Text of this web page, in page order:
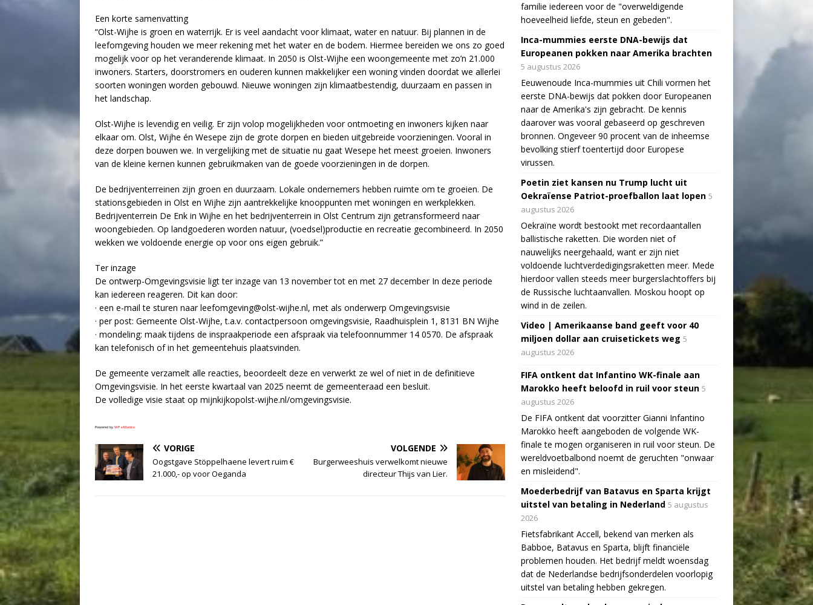
Een korte samenvatting
“Olst-Wijhe is groen en waterrijk. Er is veel aandacht voor klimaat, water en natuur. Bij plannen in de
leefomgeving houden we meer rekening met het water en de bodem. Hiermee bereiden we ons zo goed
mogelijk voor op het veranderende klimaat. In 2050 is Olst-Wijhe een woongemeente met zo’n 21.000
inwoners. Starters, doorstromers en ouderen kunnen makkelijker een woning vinden doordat we allerlei
soorten woningen worden gebouwd. Nieuwe woningen zijn klimaatbestendig, duurzaam en passen in
het landschap.
Olst-Wijhe is levendig en veilig. Er zijn volop mogelijkheden voor ontmoeting en inwoners kijken naar
elkaar om. Olst, Wijhe én Wesepe zijn de grote dorpen en bieden uitgebreide voorzieningen. Vooral in
deze dorpen bouwen we. In vergelijking met de situatie nu gaat Wesepe het meest groeien. Inwoners
van de kleine kernen kunnen gebruikmaken van de goede voorzieningen in de dorpen.
De bedrijventerreinen zijn groen en duurzaam. Lokale ondernemers hebben ruimte om te groeien. De
stationsgebieden in Olst en Wijhe zijn aantrekkelijke knooppunten met woningen en werkplekken.
Bedrijventerrein De Enk in Wijhe en het bedrijventerrein in Olst Centrum zijn getransformeerd naar
woongebieden. Op landgoederen worden natuur, (voedsel)productie en recreatie gecombineerd. In 2050
wekken we voldoende energie op voor ons eigen gebruik.”
Ter inzage
De ontwerp-Omgevingsvisie ligt ter inzage van 13 november tot en met 27 december In deze periode
kan iedereen reageren. Dit kan door:
· een e-mail te sturen naar leefomgeving@olst-wijhe.nl, met als onderwerp Omgevingsvisie
· per post: Gemeente Olst-Wijhe, t.a.v. contactpersoon omgevingsvisie, Raadhuisplein 1, 8131 BN Wijhe
· mondeling: maak tijdens de inspraakperiode een afspraak via telefoonnummer 14 0570. De afspraak
kan telefonisch of in het gemeentehuis plaatsvinden.
De gemeente verzamelt alle reacties, beoordeelt deze en verwerkt ze wel of niet in de definitieve
Omgevingsvisie. In het eerste kwartaal van 2025 neemt de gemeenteraad een besluit.
De volledige visie staat op mijnkijkopolst-wijhe.nl/omgevingsvisie.
Powered by WPeMatico
VORIGE
Oogstgave Stöppelhaene levert ruim €
21.000,- op voor Oeganda
VOLGENDE
Burgerweeshuis verwelkomt nieuwe
directeur Thijs van Lier.
familie iedereen voor de "overweldigende
hoeveelheid liefde, steun en gebeden".
Inca-mummies eerste DNA-bewijs dat
Europeanen pokken naar Amerika brachten
5 augustus 2026
Eeuwenoude Inca-mummies uit Chili vormen het
eerste DNA-bewijs dat pokken door Europeanen
naar de Amerika's zijn gebracht. De kennis
daarover was vooral gebaseerd op geschreven
bronnen. Ongeveer 90 procent van de inheemse
bevolking stierf toentertijd door Europese
virussen.
Poetin ziet kansen nu Trump lucht uit
Oekraïense Patriot-proefballon laat lopen 5
augustus 2026
Oekraïne wordt bestookt met recordaantallen
ballistische raketten. Die worden niet of
nauwelijks neergehaald, want er zijn niet
voldoende luchtverdedigingsraketten meer. Mede
hierdoor vallen steeds meer burgerslachtoffers bij
de Russische luchtaanvallen. Moskou hoopt op
wind in de zeilen.
Video | Amerikaanse band geeft voor 40
miljoen dollar aan cruisetickets weg 5
augustus 2026
FIFA ontkent dat Infantino WK-finale aan
Marokko heeft beloofd in ruil voor steun 5
augustus 2026
De FIFA ontkent dat voorzitter Gianni Infantino
Marokko heeft aangeboden de volgende WK-
finale te mogen organiseren in ruil voor steun. De
wereldvoetbalbond noemt de geruchten "onwaar
en misleidend".
Moederbedrijf van Batavus en Sparta krijgt
uitstel van betaling in Nederland 5 augustus
2026
Fietsfabrikant Accell, bekend van merken als
Babboe, Batavus en Sparta, blijft financiële
problemen houden. Het bedrijf meldt woensdag
dat de Nederlandse bedrijfsonderdelen voorlopig
uitstel van betaling hebben gekregen.